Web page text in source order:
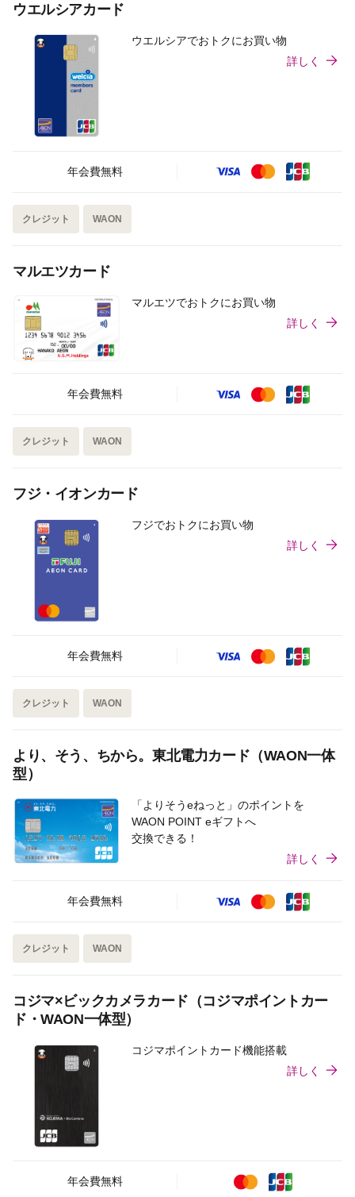
ウエルシアカード
ウエルシアでおトクにお買い物
詳しく
年会費無料
クレジット WAON
マルエツカード
マルエツでおトクにお買い物
詳しく
年会費無料
クレジット WAON
フジ・イオンカード
フジでおトクにお買い物
詳しく
年会費無料
クレジット WAON
より、そう、ちから。東北電力カード（WAON一体
型）
「よりそうeねっと」のポイントを
WAON POINT eギフトへ
交換できる！
詳しく
年会費無料
クレジット WAON
コジマ×ビックカメラカード（コジマポイントカー
ド・WAON一体型）
コジマポイントカード機能搭載
詳しく
年会費無料